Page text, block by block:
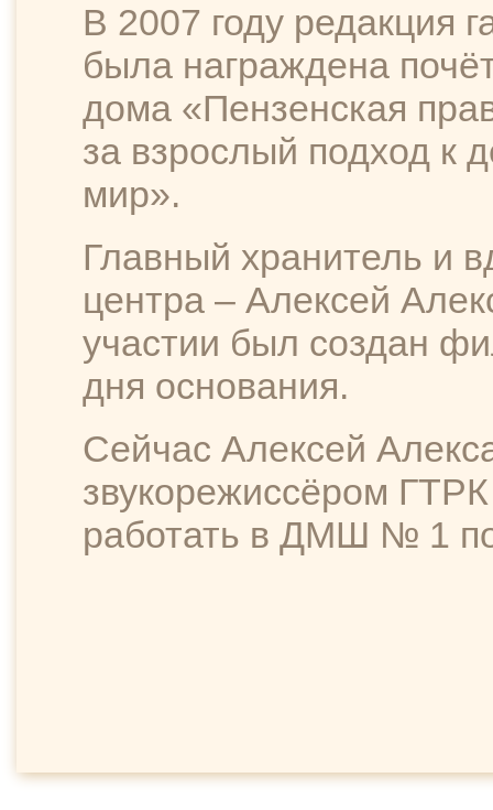
В 2007 году редакция
была награждена
дома «Пензенская
за взрослый подход к
мир».
Главный хранитель и
центра – Алексей
участии был создан
дня основания.
Сейчас Алексей
звукорежиссёром
работать в ДМШ № 1 по